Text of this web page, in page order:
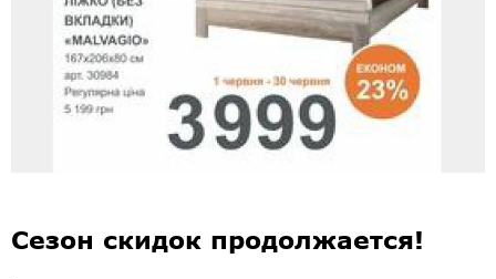
Сезон скидок продолжается!